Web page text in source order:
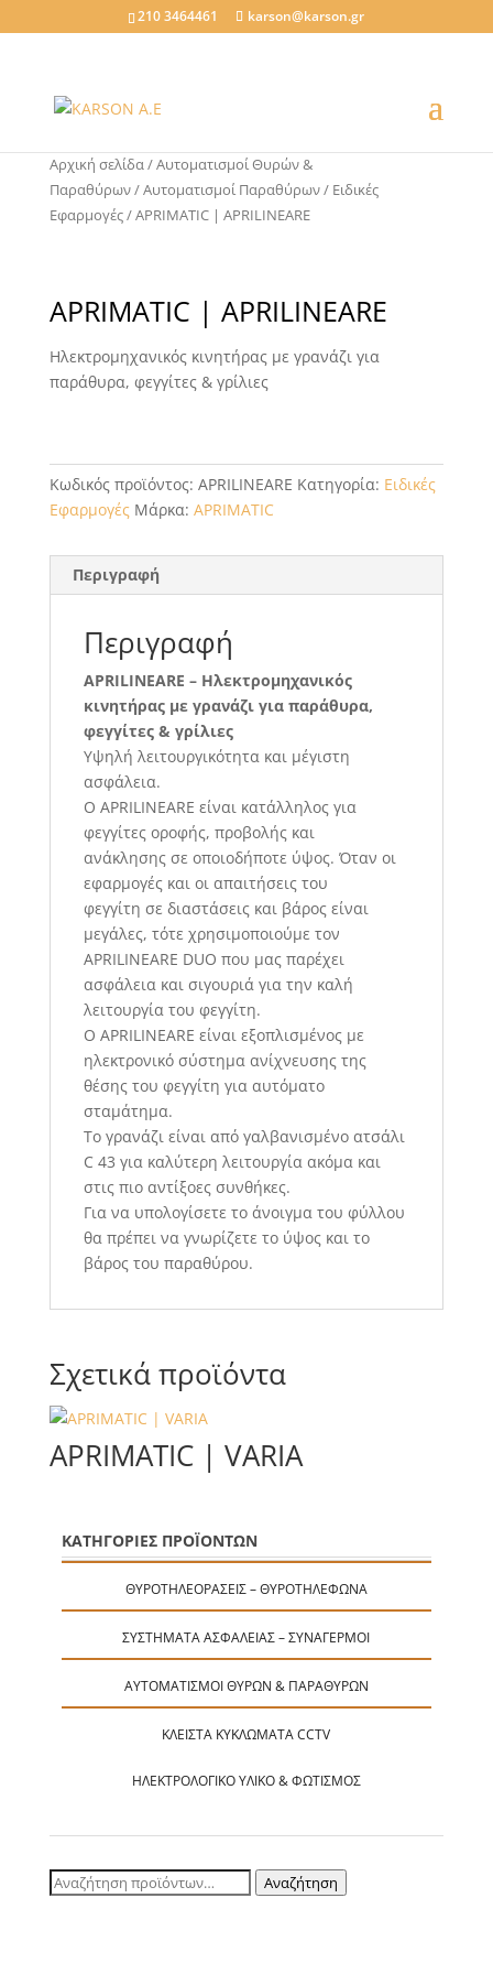
210 3464461 karson@karson.gr
Αρχική σελίδα/Αυτοματισμοί Θυρών &
Παραθύρων/Αυτοματισμοί Παραθύρων/ Ειδικές
Εφαρμογές/ APRIMATIC | APRILINEARE
APRIMATIC | APRILINEARE
Ηλεκτρομηχανικός κινητήρας με γρανάζι για
παράθυρα, φεγγίτες & γρίλιες
Κωδικός προϊόντος: APRILINEARE Κατηγορία: Ειδικές
Εφαρμογές Μάρκα: APRIMATIC
Περιγραφή
Περιγραφή
APRILINEARE – Ηλεκτρομηχανικός
κινητήρας με γρανάζι για παράθυρα,
φεγγίτες & γρίλιες
Υψηλή λειτουργικότητα και μέγιστη
ασφάλεια.
Ο APRILINEARE είναι κατάλληλος για
φεγγίτες οροφής, προβολής και
ανάκλησης σε οποιοδήποτε ύψος. Όταν οι
εφαρμογές και οι απαιτήσεις του
φεγγίτη σε διαστάσεις και βάρος είναι
μεγάλες, τότε χρησιμοποιούμε τον
APRILINEARE DUO που μας παρέχει
ασφάλεια και σιγουριά για την καλή
λειτουργία του φεγγίτη.
Ο APRILINEARE είναι εξοπλισμένος με
ηλεκτρονικό σύστημα ανίχνευσης της
θέσης του φεγγίτη για αυτόματο
σταμάτημα.
Το γρανάζι είναι από γαλβανισμένο ατσάλι
C 43 για καλύτερη λειτουργία ακόμα και
στις πιο αντίξοες συνθήκες.
Για να υπολογίσετε το άνοιγμα του φύλλου
θα πρέπει να γνωρίζετε το ύψος και το
βάρος του παραθύρου.
Σχετικά προϊόντα
APRIMATIC | VARIA
ΚΑΤΗΓΟΡΙΕΣ ΠΡΟΪΟΝΤΩΝ
ΘΥΡΟΤΗΛΕΟΡΆΣΕΙΣ – ΘΥΡΟΤΗΛΈΦΩΝΑ
ΣΥΣΤΉΜΑΤΑ ΑΣΦΑΛΕΊΑΣ – ΣΥΝΑΓΕΡΜΟΊ
ΑΥΤΟΜΑΤΙΣΜΟΊ ΘΥΡΏΝ & ΠΑΡΑΘΎΡΩΝ
ΚΛΕΙΣΤΆ ΚΥΚΛΏΜΑΤΑ CCTV
ΗΛΕΚΤΡΟΛΟΓΙΚΌ ΥΛΙΚΌ & ΦΩΤΙΣΜΌΣ
Αναζήτηση
Αναζήτηση